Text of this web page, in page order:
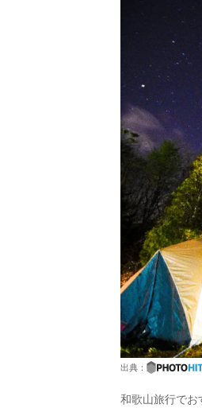
出典：
和歌山旅行でお